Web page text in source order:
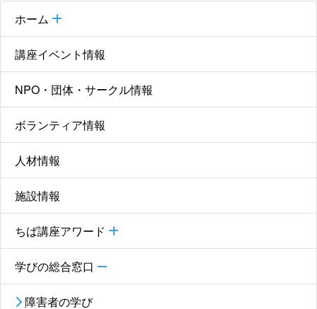
ホーム
講座イベント情報
NPO・団体・サークル情報
ボランティア情報
人材情報
施設情報
ちば講座アワード
学びの総合窓口
障害者の学び